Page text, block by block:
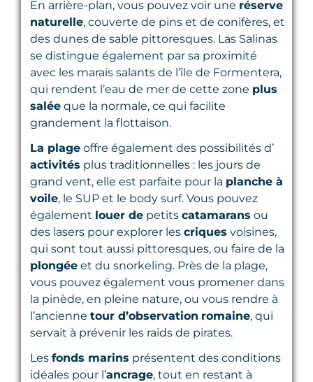
En arrière-plan, vous pouvez voir une réserve
naturelle, couverte de pins et de conifères, et
des dunes de sable pittoresques. Las Salinas
se distingue également par sa proximité
avec les marais salants de l’île de Formentera,
qui rendent l’eau de mer de cette zone plus
salée que la normale, ce qui facilite
grandement la flottaison.
La plage offre également des possibilités d’
activités plus traditionnelles : les jours de
grand vent, elle est parfaite pour la planche à
voile, le SUP et le body surf. Vous pouvez
également louer de petits catamarans ou
des lasers pour explorer les criques voisines,
qui sont tout aussi pittoresques, ou faire de la
plongée et du snorkeling. Près de la plage,
vous pouvez également vous promener dans
la pinède, en pleine nature, ou vous rendre à
l’ancienne tour d’observation romaine, qui
servait à prévenir les raids de pirates.
Les fonds marins présentent des conditions
idéales pour l’ancrage, tout en restant à